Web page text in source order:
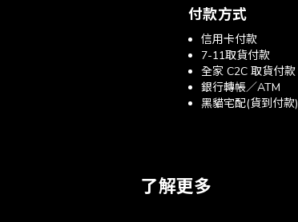
付款方式
信用卡付款
7-11取貨付款
全家 C2C 取貨付款
銀行轉帳／ATM
黑貓宅配(貨到付款)
了解更多